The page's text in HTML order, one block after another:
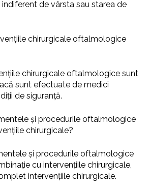
de vârsta sau starea de
chirurgicale oftalmologice
chirurgicale oftalmologice sunt
sunt efectuate de medici
de siguranță.
și procedurile oftalmologice
chirurgicale?
și procedurile oftalmologice
cu intervențiile chirurgicale,
intervențiile chirurgicale.